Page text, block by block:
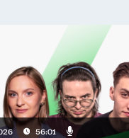
Zuzanna Iłenda
56:01